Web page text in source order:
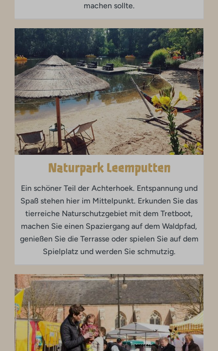
machen sollte.
Naturpark Leemputten
Ein schöner Teil der Achterhoek. Entspannung und
Spaß stehen hier im Mittelpunkt. Erkunden Sie das
tierreiche Naturschutzgebiet mit dem Tretboot,
machen Sie einen Spaziergang auf dem Waldpfad,
genießen Sie die Terrasse oder spielen Sie auf dem
Spielplatz und werden Sie schmutzig.